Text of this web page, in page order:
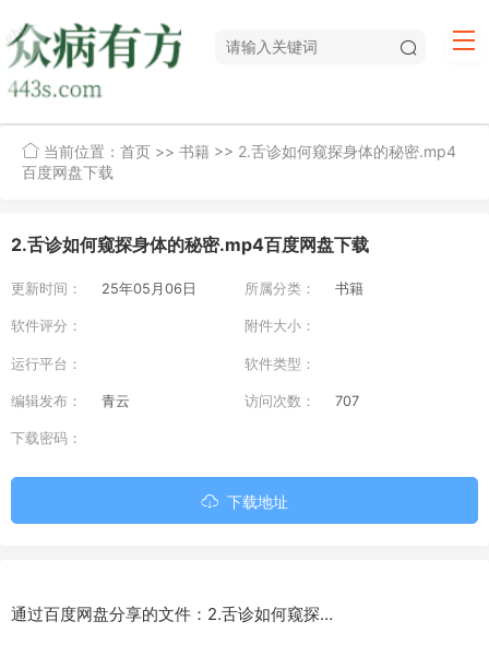
当前位置： 首页 >> 书籍 >> 2.舌诊如何窥探身体的秘密.mp4
百度网盘下载
2.舌诊如何窥探身体的秘密.mp4百度网盘下载
更新时间： 25年05月06日 所属分类： 书籍
软件评分： 附件大小：
运行平台： 软件类型：
编辑发布： 青云 访问次数： 707
下载密码：
下载地址
通过百度网盘分享的文件：2.舌诊如何窥探…